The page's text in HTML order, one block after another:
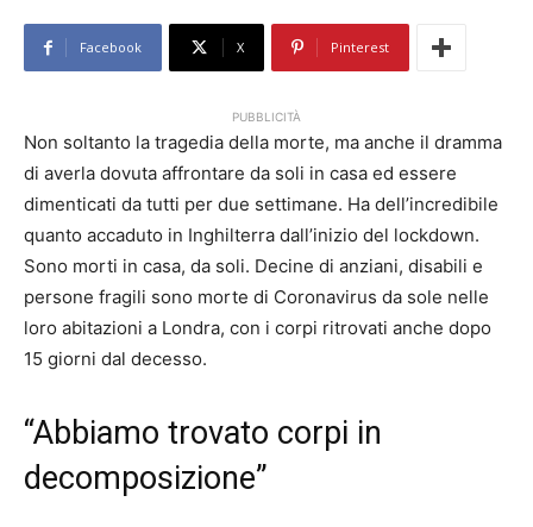
Facebook X Pinterest
PUBBLICITÀ
Non soltanto la tragedia della morte, ma anche il dramma
di averla dovuta affrontare da soli in casa ed essere
dimenticati da tutti per due settimane. Ha dell’incredibile
quanto accaduto in Inghilterra dall’inizio del lockdown.
Sono morti in casa, da soli. Decine di anziani, disabili e
persone fragili sono morte di Coronavirus da sole nelle
loro abitazioni a Londra, con i corpi ritrovati anche dopo
15 giorni dal decesso.
“Abbiamo trovato corpi in
decomposizione”